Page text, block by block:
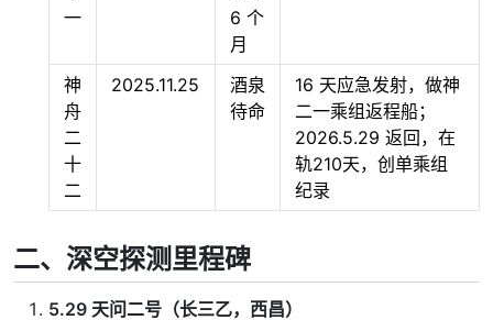
一​
6 个
月
神
舟
二
十
二​
2025.11.25
酒泉
待命
16 天应急发射，做神
二一乘组返程船；
2026.5.29 返回，在
轨210天，创单乘组
纪录
二、深空探测里程碑
5.29 天问二号（长三乙，西昌）